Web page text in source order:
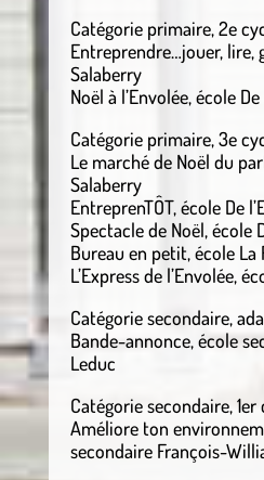
Catégorie primaire, 2e
Entreprendre…jouer, lire,
Salaberry
Noël à l’Envolée, école De
Catégorie primaire, 3e
Le marché de Noël du
Salaberry
EntreprenTÔT, école De
Spectacle de Noël, école
Bureau en petit, école La
L’Express de l’Envolée,
Catégorie secondaire,
Bande-annonce, école
Leduc
Catégorie secondaire, 1er
Améliore ton
secondaire François-